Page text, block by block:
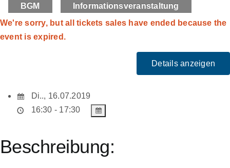
Inhalt
springen
BGM
Informationsveranstaltung
We're sorry, but all tickets sales have ended because the
event is expired.
Di.., 16.07.2019
16:30 - 17:30
Beschreibung: